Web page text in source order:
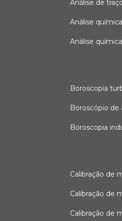
análise de
análise
análise
boroscopia
boroscópio
boroscopia
calibração de
calibração de
calibração de